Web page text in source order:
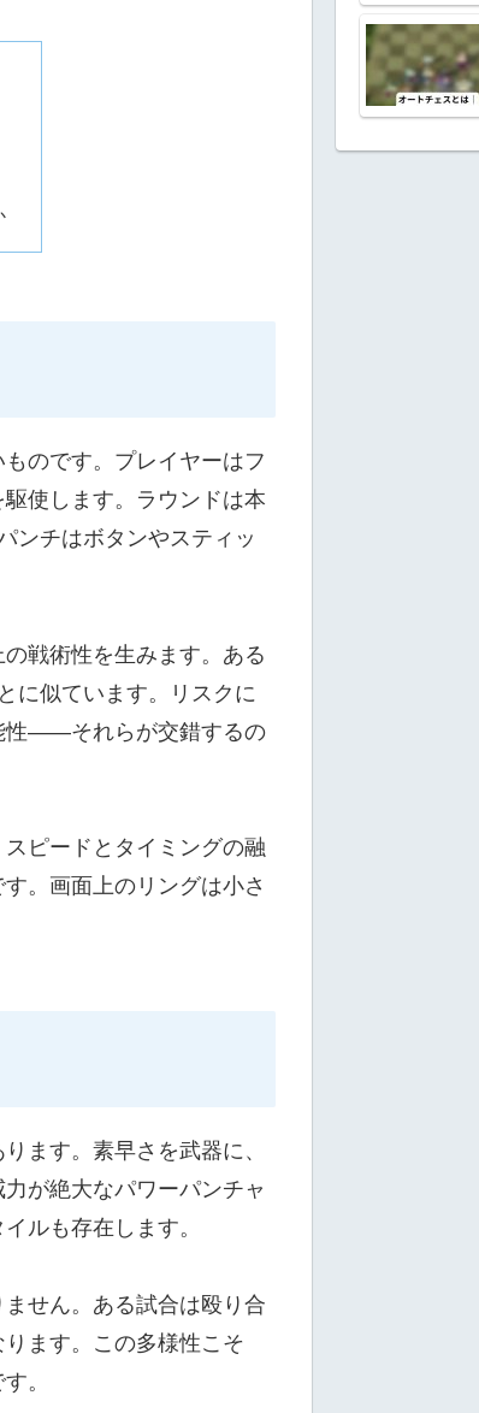
のです。プレイヤーはフ
使します。ラウンドは本
ンチはボタンやスティッ
戦術性を生みます。ある
に似ています。リスクに
性――それらが交錯するの
ピードとタイミングの融
。画面上のリングは小さ
ます。素早さを武器に、
が絶大なパワーパンチャ
ルも存在します。
せん。ある試合は殴り合
ます。この多様性こそ
。